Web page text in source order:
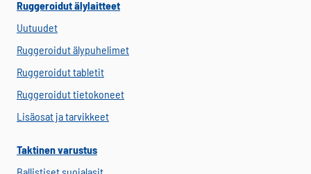
Ruggeroidut älylaitteet
Uutuudet
Ruggeroidut älypuhelimet
Ruggeroidut tabletit
Ruggeroidut tietokoneet
Lisäosat ja tarvikkeet
Taktinen varustus